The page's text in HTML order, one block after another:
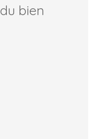
du bien